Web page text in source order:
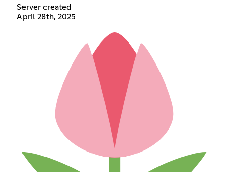
Server created
April 28th, 2025